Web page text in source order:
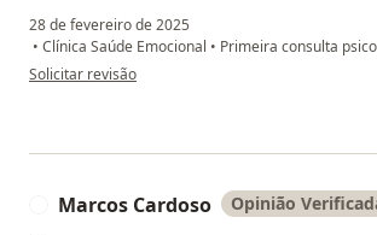
28 de fevereiro de 2025
• Clínica Saúde Emocional • Primeira consulta
na opinião do utilizador Bruno Santana
Solicitar revisão
Marcos Cardoso Opinião